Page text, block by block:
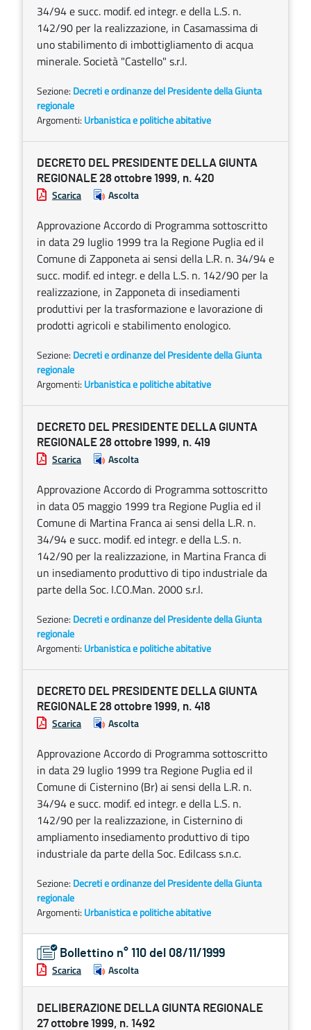
34/94 e succ. modif. ed integr. e della L.S. n.
142/90 per la realizzazione, in Casamassima di
uno stabilimento di imbottigliamento di acqua
minerale. Società "Castello" s.r.l.
Sezione: Decreti e ordinanze del Presidente della Giunta
regionale
Argomenti: Urbanistica e politiche abitative
DECRETO DEL PRESIDENTE DELLA GIUNTA
REGIONALE 28 ottobre 1999, n. 420
Scarica Ascolta
Approvazione Accordo di Programma sottoscritto
in data 29 luglio 1999 tra la Regione Puglia ed il
Comune di Zapponeta ai sensi della L.R. n. 34/94 e
succ. modif. ed integr. e della L.S. n. 142/90 per la
realizzazione, in Zapponeta di insediamenti
produttivi per la trasformazione e lavorazione di
prodotti agricoli e stabilimento enologico.
Sezione: Decreti e ordinanze del Presidente della Giunta
regionale
Argomenti: Urbanistica e politiche abitative
DECRETO DEL PRESIDENTE DELLA GIUNTA
REGIONALE 28 ottobre 1999, n. 419
Scarica Ascolta
Approvazione Accordo di Programma sottoscritto
in data 05 maggio 1999 tra Regione Puglia ed il
Comune di Martina Franca ai sensi della L.R. n.
34/94 e succ. modif. ed integr. e della L.S. n.
142/90 per la realizzazione, in Martina Franca di
un insediamento produttivo di tipo industriale da
parte della Soc. I.CO.Man. 2000 s.r.l.
Sezione: Decreti e ordinanze del Presidente della Giunta
regionale
Argomenti: Urbanistica e politiche abitative
DECRETO DEL PRESIDENTE DELLA GIUNTA
REGIONALE 28 ottobre 1999, n. 418
Scarica Ascolta
Approvazione Accordo di Programma sottoscritto
in data 29 luglio 1999 tra Regione Puglia ed il
Comune di Cisternino (Br) ai sensi della L.R. n.
34/94 e succ. modif. ed integr. e della L.S. n.
142/90 per la realizzazione, in Cisternino di
ampliamento insediamento produttivo di tipo
industriale da parte della Soc. Edilcass s.n.c.
Sezione: Decreti e ordinanze del Presidente della Giunta
regionale
Argomenti: Urbanistica e politiche abitative
Bollettino n° 110 del 08/11/1999
Scarica Ascolta
DELIBERAZIONE DELLA GIUNTA REGIONALE
27 ottobre 1999, n. 1492